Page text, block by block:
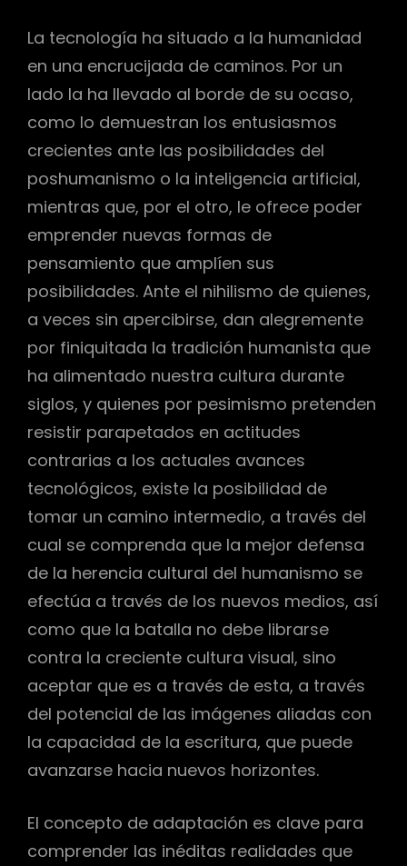
La tecnología ha situado a la humanidad
en una encrucijada de caminos. Por un
lado la ha llevado al borde de su ocaso,
como lo demuestran los entusiasmos
crecientes ante las posibilidades del
poshumanismo o la inteligencia artificial,
mientras que, por el otro, le ofrece poder
emprender nuevas formas de
pensamiento que amplíen sus
posibilidades. Ante el nihilismo de quienes,
a veces sin apercibirse, dan alegremente
por finiquitada la tradición humanista que
ha alimentado nuestra cultura durante
siglos, y quienes por pesimismo pretenden
resistir parapetados en actitudes
contrarias a los actuales avances
tecnológicos, existe la posibilidad de
tomar un camino intermedio, a través del
cual se comprenda que la mejor defensa
de la herencia cultural del humanismo se
efectúa a través de los nuevos medios, así
como que la batalla no debe librarse
contra la creciente cultura visual, sino
aceptar que es a través de esta, a través
del potencial de las imágenes aliadas con
la capacidad de la escritura, que puede
avanzarse hacia nuevos horizontes.
El concepto de adaptación es clave para
comprender las inéditas realidades que